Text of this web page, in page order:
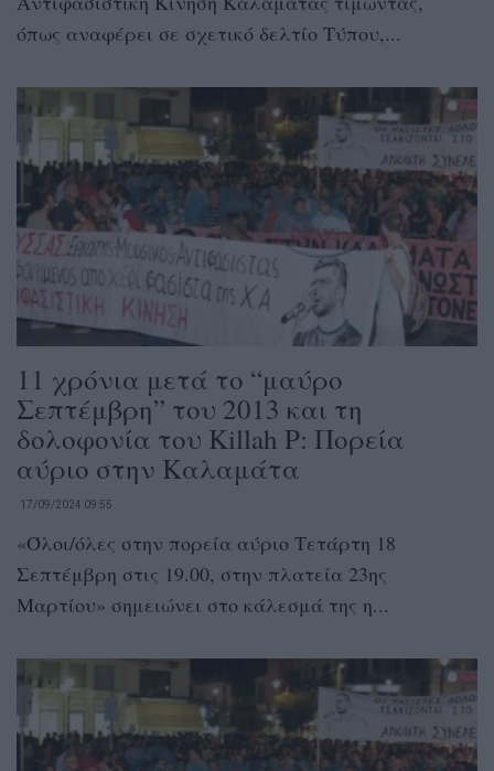
όπως αναφέρει σε σχετικό δελτίο Τύπου,...
11 χρόνια μετά το “μαύρο
Σεπτέμβρη” του 2013 και τη
δολοφονία του Killah P: Πορεία
αύριο στην Καλαμάτα
17/09/2024 09:55
«Όλοι/όλες στην πορεία αύριο Τετάρτη 18
Σεπτέμβρη στις 19.00, στην πλατεία 23ης
Μαρτίου» σημειώνει στο κάλεσμά της η...